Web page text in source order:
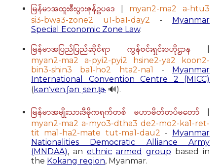
မြန်မာအထူးစီးပွားဇုန်ဥပဒေ
myan2-ma2 a-htu3
si3-bwa3-zone2 u1-ba1-day2 - Myanmar
Special Economic Zone Law.
မြန်မာအပြည်ပြည်ဆိုင်ရာ ကွန်ဗင်းရှင်းဗဟိုဌာန
myan2-ma2 a-pyi2-pyi2 hsine2-ya2 koon2-
bin3-shin3 ba1-ho2 hta2-na1 - Myanmar
International Convention Centre 2 (MICC)
(kənˈven.ʃən ˌsen.t̬ɚ 🔊).
မြန်မာအမျိုးသားဒီမိုကရက်တစ် မဟာမိတ်တပ်မတော်
myan2-ma2 a-myo3-dtha3 de2-mo2-ka1-ret-
tit ma1-ha2-mate tut-ma1-dau2 - Myanmar
Nationalities Democratic Alliance Army
(MNDAA), an ethnic armed group based in
the Kokang region, Myanmar.